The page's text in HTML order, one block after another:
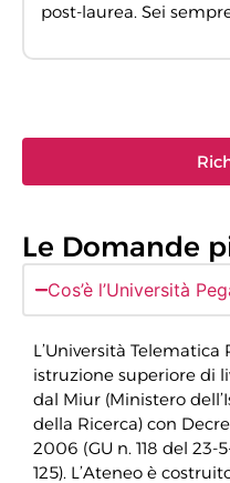
post-laurea. Sei
Le Domande
Cos’è l’Università
L’Università
istruzione superiore di
dal Miur (Ministero
della Ricerca) con
2006 (GU n. 118 del
125). L’Ateneo è